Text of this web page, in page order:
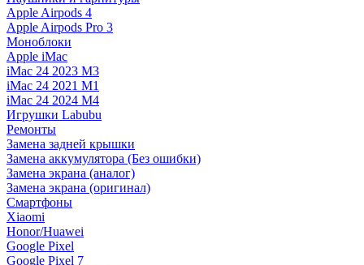
Apple Airpods 4
Apple Airpods Pro 3
Моноблоки
Apple iMac
iMac 24 2023 M3
iMac 24 2021 M1
iMac 24 2024 M4
Игрушки Labubu
Ремонты
Замена задней крышки
Замена аккумулятора (Без ошибки)
Замена экрана (аналог)
Замена экрана (оригинал)
Смартфоны
Xiaomi
Honor/Huawei
Google Pixel
Google Pixel 7